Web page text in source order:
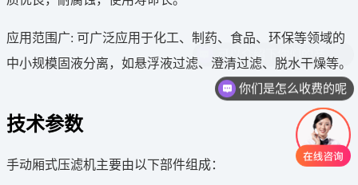
应用范围广: 可广泛应用于化工、制药、食品、环保等领域的
中小规模固液分离，如悬浮液过滤、澄清过滤、脱水干燥等。
技术参数
手动厢式压滤机主要由以下部件组成：
你们是怎么收费的呢